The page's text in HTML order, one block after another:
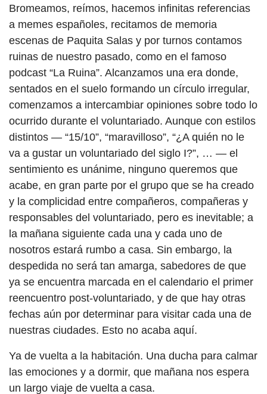
Bromeamos, reímos, hacemos infinitas referencias
a memes españoles, recitamos de memoria
escenas de Paquita Salas y por turnos contamos
ruinas de nuestro pasado, como en el famoso
podcast “La Ruina”. Alcanzamos una era donde,
sentados en el suelo formando un círculo irregular,
comenzamos a intercambiar opiniones sobre todo lo
ocurrido durante el voluntariado. Aunque con estilos
distintos — “15/10”, “maravilloso”, “¿A quién no le
va a gustar un voluntariado del siglo I?”, … — el
sentimiento es unánime, ninguno queremos que
acabe, en gran parte por el grupo que se ha creado
y la complicidad entre compañeros, compañeras y
responsables del voluntariado, pero es inevitable; a
la mañana siguiente cada una y cada uno de
nosotros estará rumbo a casa. Sin embargo, la
despedida no será tan amarga, sabedores de que
ya se encuentra marcada en el calendario el primer
reencuentro post-voluntariado, y de que hay otras
fechas aún por determinar para visitar cada una de
nuestras ciudades. Esto no acaba aquí.
Ya de vuelta a la habitación. Una ducha para calmar
las emociones y a dormir, que mañana nos espera
un largo viaje de vuelta a casa.